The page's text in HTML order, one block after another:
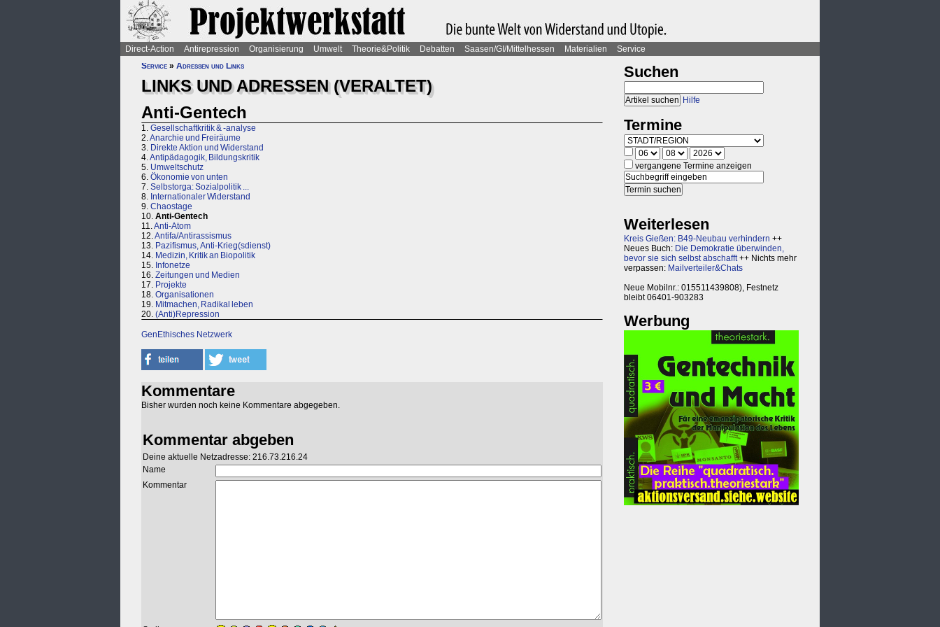
Direct-Action Antirepression Organisierung Umwelt Theorie&Politik Debatten Saasen/GI/Mittelhessen Materialien
Service
Service » Adressen und Links
LINKS UND ADRESSEN (VERALTET)
Anti-Gentech
1. Gesellschaftkritik & -analyse
2.Anarchie und Freiräume
3. Direkte Aktion und Widerstand
4.Antipädagogik, Bildungskritik
5. Umweltschutz
6. Ökonomie von unten
7. Selbstorga: Sozialpolitik ...
8. Internationaler Widerstand
9. Chaostage
10. Anti-Gentech
11.Anti-Atom
12.Antifa/Antirassismus
13. Pazifismus, Anti-Krieg(sdienst)
14. Medizin, Kritik an Biopolitik
15. Infonetze
16. Zeitungen und Medien
17. Projekte
18. Organisationen
19. Mitmachen, Radikal leben
20. (Anti)Repression
GenEthisches Netzwerk
Kommentare
Bisher wurden noch keine Kommentare abgegeben.
Kommentar abgeben
Deine aktuelle Netzadresse: 216.73.216.24
Name
Kommentar
Suchen
Hilfe
Termine
vergangene Termine anzeigen
Weiterlesen
Kreis Gießen: B49-Neubau verhindern ++
Neues Buch: Die Demokratie überwinden,
bevor sie sich selbst abschafft++ Nichts mehr
verpassen: Mailverteiler&Chats
Neue Mobilnr.: 015511439808), Festnetz
bleibt 06401-903283
Werbung